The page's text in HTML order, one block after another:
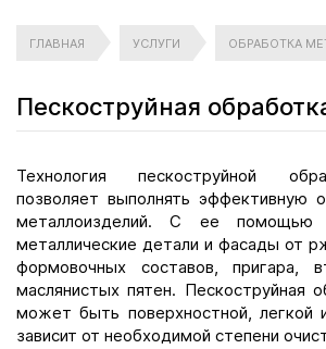
ГЛАВНАЯ УСЛУГИ ОБРАБОТКА
Пескоструйная
Технология пескоструйной
позволяет выполнять эффективную
металлоизделий. С ее помощью
металлические детали и фасады от
формовочных составов, пригара,
маслянистых пятен. Пескоструйная
может быть поверхностной, легкой
зависит от необходимой степени